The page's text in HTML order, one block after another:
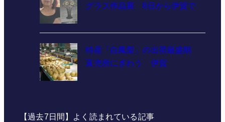
グラス作品展 8日から伊賀で
特産「白鳳梨」の出荷最盛期
直売所にぎわう 伊賀
【過去7日間】よく読まれている記事